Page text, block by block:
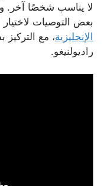
لا يناسب شخصًا آخر.
بعض التوصيات
الإنجليزية، مع
راديولنيغو.